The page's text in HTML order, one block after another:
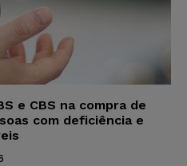
e CBS na compra de
com deficiência e